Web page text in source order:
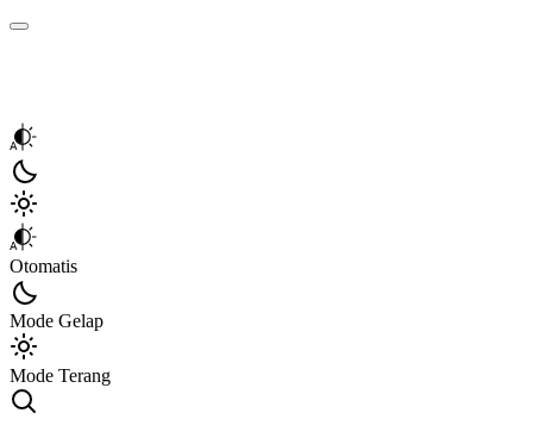
Kata Sumbar
Berita Sumbar Hari Ini
Otomatis
Mode Gelap
Mode Terang